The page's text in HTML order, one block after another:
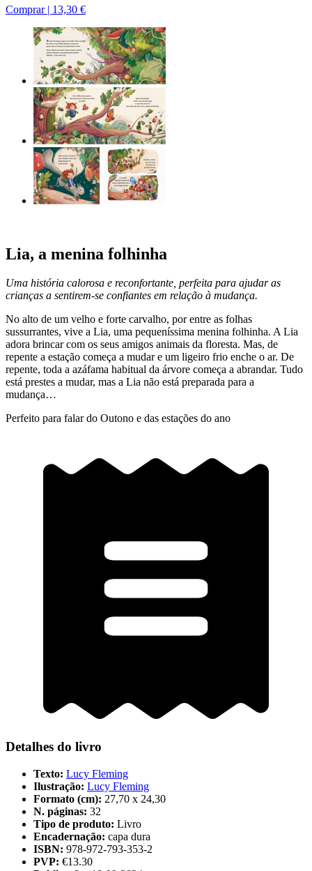
Comprar | 13,30 €
Lia, a menina folhinha
Uma história calorosa e reconfortante, perfeita para ajudar as
crianças a sentirem-se confiantes em relação à mudança.
No alto de um velho e forte carvalho, por entre as folhas
sussurrantes, vive a Lia, uma pequeníssima menina folhinha. A Lia
adora brincar com os seus amigos animais da floresta. Mas, de
repente a estação começa a mudar e um ligeiro frio enche o ar. De
repente, toda a azáfama habitual da árvore começa a abrandar. Tudo
está prestes a mudar, mas a Lia não está preparada para a
mudança…
Perfeito para falar do Outono e das estações do ano
Detalhes do livro
Texto: Lucy Fleming
Ilustração: Lucy Fleming
Formato (cm): 27,70 x 24,30
N. páginas: 32
Tipo de produto: Livro
Encadernação: capa dura
ISBN: 978-972-793-353-2
PVP: €13.30